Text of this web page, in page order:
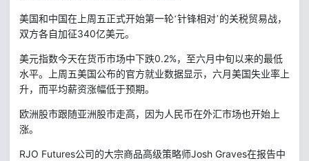
美国和中国在上周五正式开始第一轮‘针锋相对’的关税贸易战，
双方各自加征340亿美元。
美元指数今天在货币市场中下跌0.2%，至六月中旬以来的最低
水平。上周五美国公布的官方就业数据显示，六月美国失业率上
升，而平均薪资涨幅低于预期。
欧洲股市跟随亚洲股市走高，因为人民币在外汇市场也开始上
涨。
RJO Futures公司的大宗商品高级策略师Josh Graves在报告中